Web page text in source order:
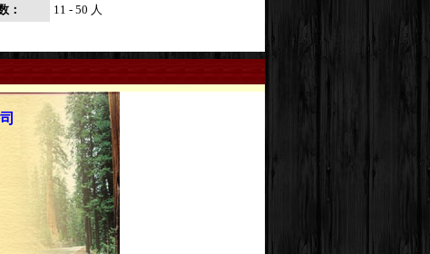
：
11 - 50 人